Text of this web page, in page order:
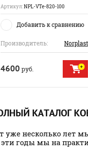
Артикул:NPL-VTe-820-100
Добавить к сравнению
Производитель: Norplast
4600 руб.
КАТАЛОГ
уже несколько лет
эти годы мы на